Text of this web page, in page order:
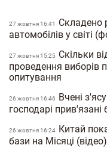
27 жовтня 16:41
Складено
автомобілів у світі
27 жовтня 15:25 Скільки
проведення виборів
опитування
26 жовтня 16:46
Вчені
господарі
26 жовтня 16:24 Китай
бази на Місяці (відео)